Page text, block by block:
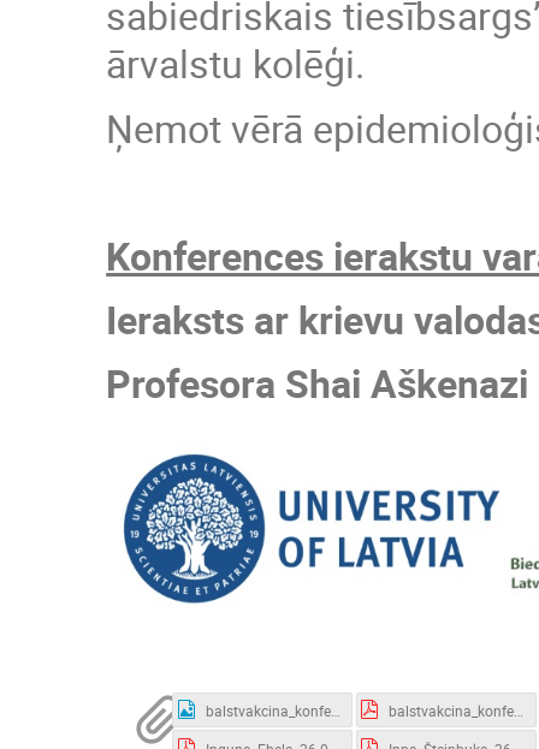
sabiedriskais
ārvalstu kolēģi.
Ņemot vērā
Konferences ierakstu
Ieraksts ar krievu
Profesora Shai
balstvakcina_konference.jpg